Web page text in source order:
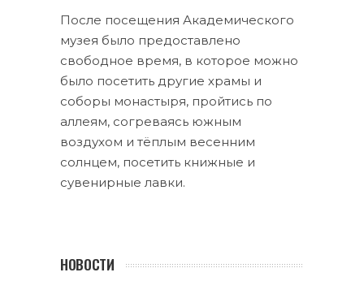
После посещения Академического
музея было предоставлено
свободное время, в которое можно
было посетить другие храмы и
соборы монастыря, пройтись по
аллеям, согреваясь южным
воздухом и тёплым весенним
солнцем, посетить книжные и
сувенирные лавки.
НОВОСТИ